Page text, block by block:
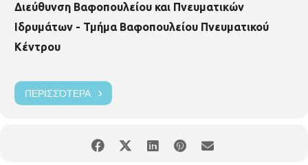
Διεύθυνση Βαφοπουλείου και Πνευματικών
Ιδρυμάτων - Τμήμα Βαφοπουλείου Πνευματικού
Κέντρου
ΠΕΡΙΣΣΌΤΕΡΑ